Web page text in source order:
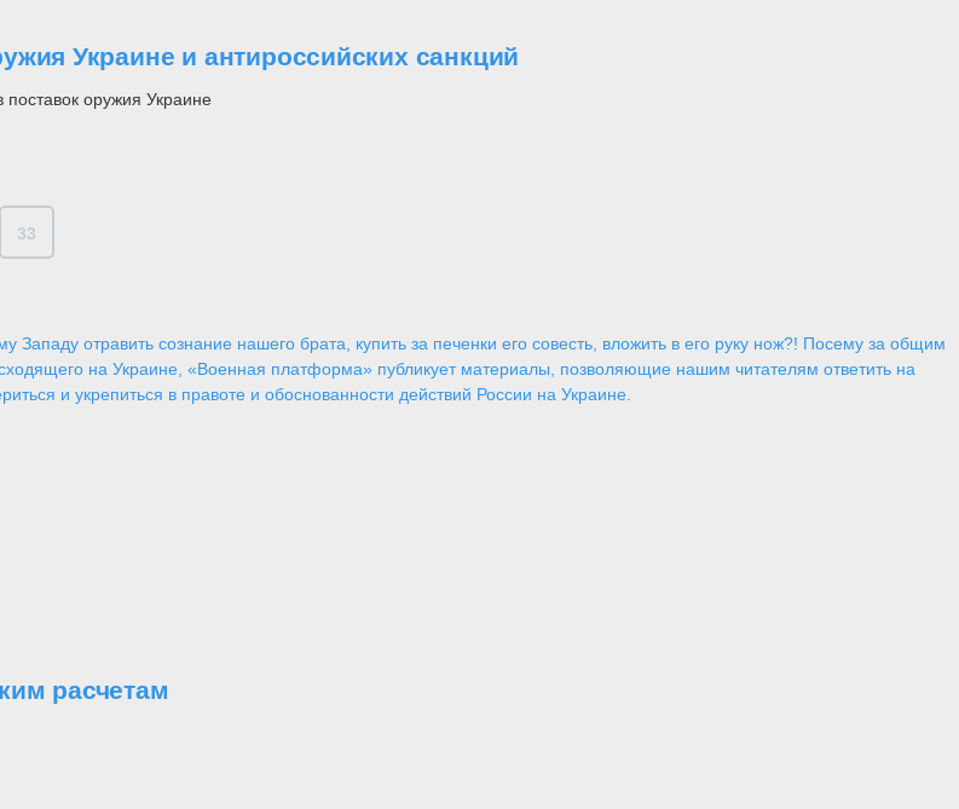
Украине и антироссийских санкций
оружия Украине
33
отравить сознание нашего брата, купить за печенки его совесть, вложить в его руку нож?! Посему за общим
на Украине, «Военная платформа» публикует материалы, позволяющие нашим читателям ответить на
и укрепиться в правоте и обоснованности действий России на Украине.
расчетам